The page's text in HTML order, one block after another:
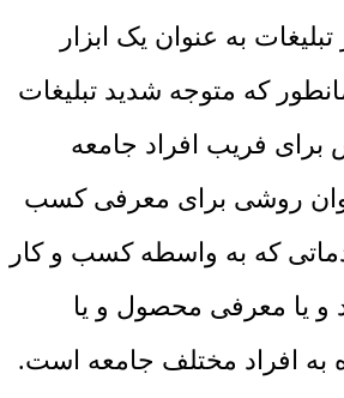
تبلیغات به عنوان یک ابزار
که متوجه شدید تبلیغات
فریب افراد جامعه
روشی برای معرفی کسب
که به واسطه کسب و کار
و یا معرفی محصول و یا
به افراد مختلف جامعه است.